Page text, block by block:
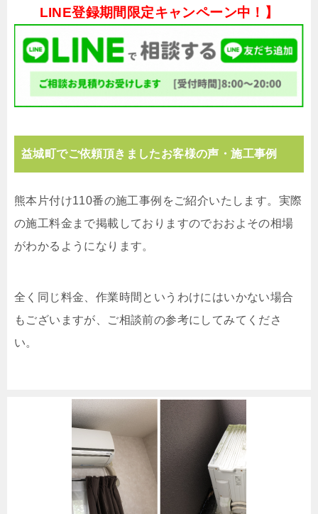
LINE登録期間限定キャンペーン中！】
益城町でご依頼頂きましたお客様の声・施工事例
熊本片付け110番の施工事例をご紹介いたします。実際
の施工料金まで掲載しておりますのでおおよその相場
がわかるようになります。
全く同じ料金、作業時間というわけにはいかない場合
もございますが、ご相談前の参考にしてみてくださ
い。